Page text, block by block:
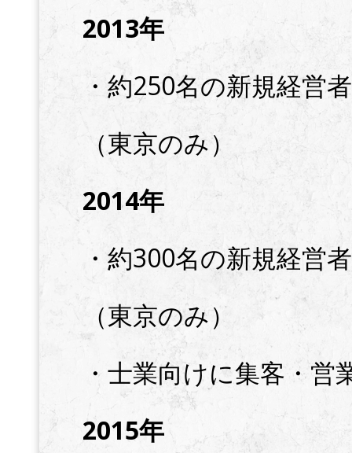
2013年
・約250名の新規経営
（東京のみ）
2014年
・約300名の新規経営
（東京のみ）
・士業向けに集客・
2015年